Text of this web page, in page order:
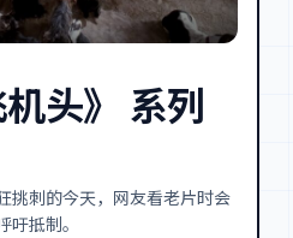
头》 系列
挑刺的今天，网友看老片时会
抵制。